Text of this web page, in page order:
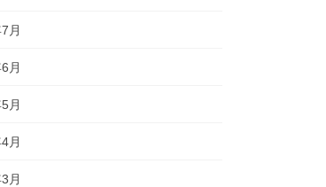
月
月
月
月
月